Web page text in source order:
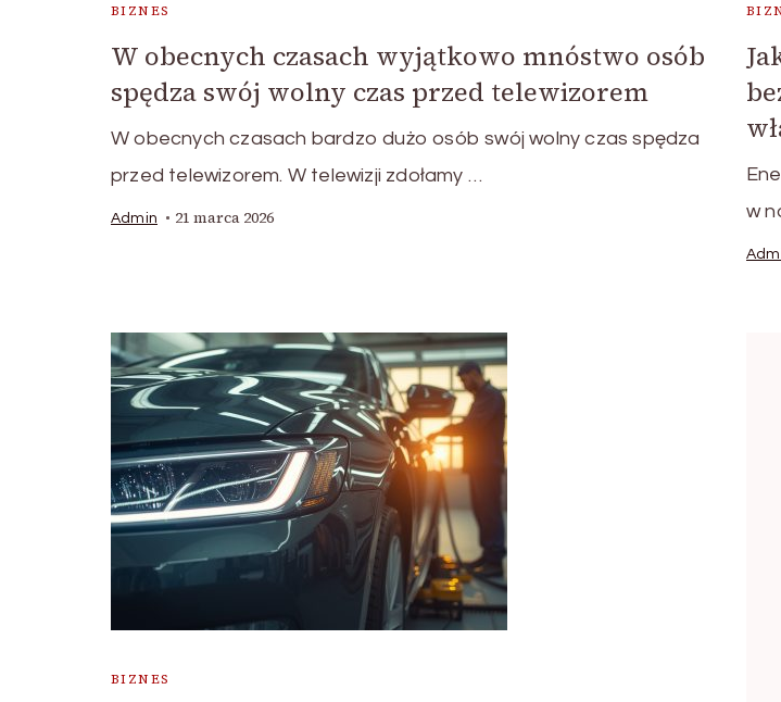
BIZNES
W obecnych czasach wyjątkowo mnóstwo osób
spędza swój wolny czas przed telewizorem
W obecnych czasach bardzo dużo osób swój wolny czas spędza
przed telewizorem. W telewizji zdołamy …
Admin 21 marca 2026
w
BIZNES